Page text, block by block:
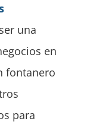
una
en
fontanero
para